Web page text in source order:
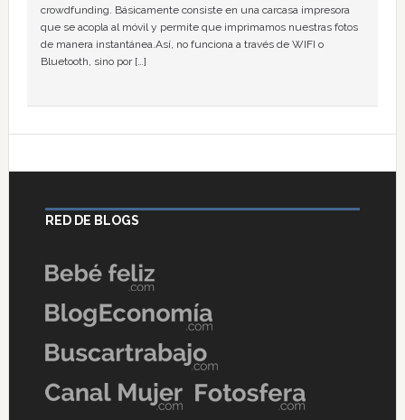
crowdfunding. Básicamente consiste en una carcasa impresora
que se acopla al móvil y permite que imprimamos nuestras fotos
de manera instantánea.Así, no funciona a través de WIFI o
Bluetooth, sino por […]
RED DE BLOGS